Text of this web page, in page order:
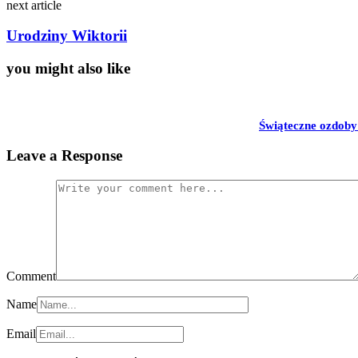
next article
Urodziny Wiktorii
you might also like
Świąteczne
Leave a Response
Comment
Name
Email